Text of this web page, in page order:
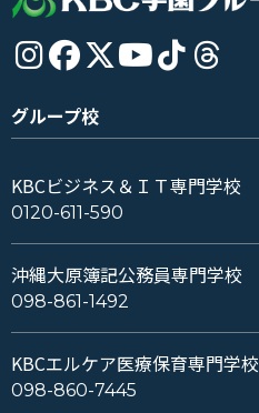
グループ校
KBCビジネス＆ＩＴ専門学校
0120-611-590
沖縄大原簿記公務員専門学校
098-861-1492
KBCエルケア医療保育専門学校
098-860-7445